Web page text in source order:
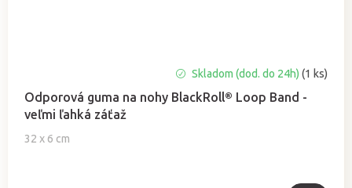
Odporová guma na nohy BlackRoll® Loop Band -
veľmi ľahká záťaž
32 x 6 cm
Skladom (dod. do 24h) (1 ks)